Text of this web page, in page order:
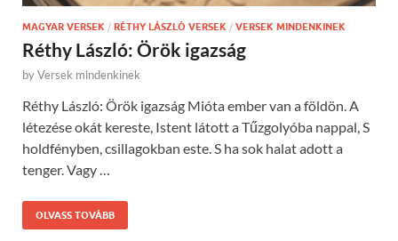
MAGYAR VERSEK / RÉTHY LÁSZLÓ VERSEK / VERSEK MINDENKINEK
Réthy László: Örök igazság
byVersek mindenkinek
Réthy László: Örök igazság Mióta ember van a földön. A
létezése okát kereste, Istent látott a Tűzgolyóba nappal, S
holdfényben, csillagokban este. S ha sok halat adott a
tenger. Vagy …
OLVASS TOVÁBB